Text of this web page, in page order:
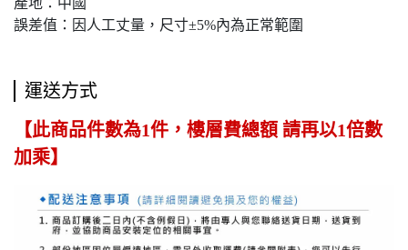
產地：中國
誤差值：因人工丈量，尺寸±5%內為正常範圍
運送方式
【此商品件數為1件，樓層費總額 請再以1倍數
加乘】